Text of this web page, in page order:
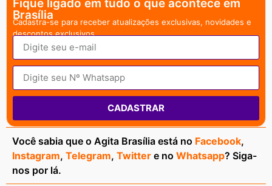
Fique ligado em tudo o que acontece em
Brasília
Cadastra-se para receber atualizações exclusivas, novidades e
descontos exclusivos.
CADASTRAR
Você sabia que o Agita Brasília está no Facebook,
Instagram, Telegram, Twitter e no Whatsapp? Siga-
nos por lá.